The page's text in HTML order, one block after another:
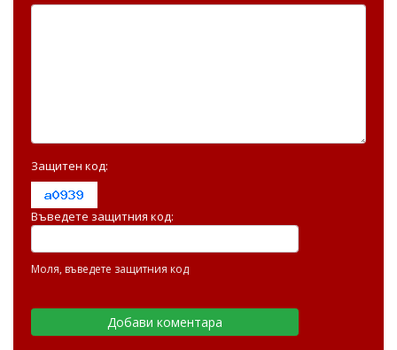
Защитен код:
Въведете защитния код:
Моля, въведете защитния код